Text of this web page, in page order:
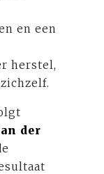
en een
herstel,
der